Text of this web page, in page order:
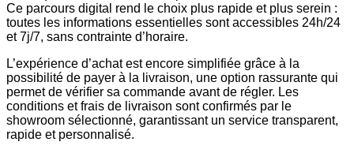
Ce parcours digital rend le choix plus rapide et plus serein :
toutes les informations essentielles sont accessibles 24h/24
et 7j/7, sans contrainte d’horaire.
L’expérience d’achat est encore simplifiée grâce à la
possibilité de payer à la livraison, une option rassurante qui
permet de vérifier sa commande avant de régler. Les
conditions et frais de livraison sont confirmés par le
showroom sélectionné, garantissant un service transparent,
rapide et personnalisé.